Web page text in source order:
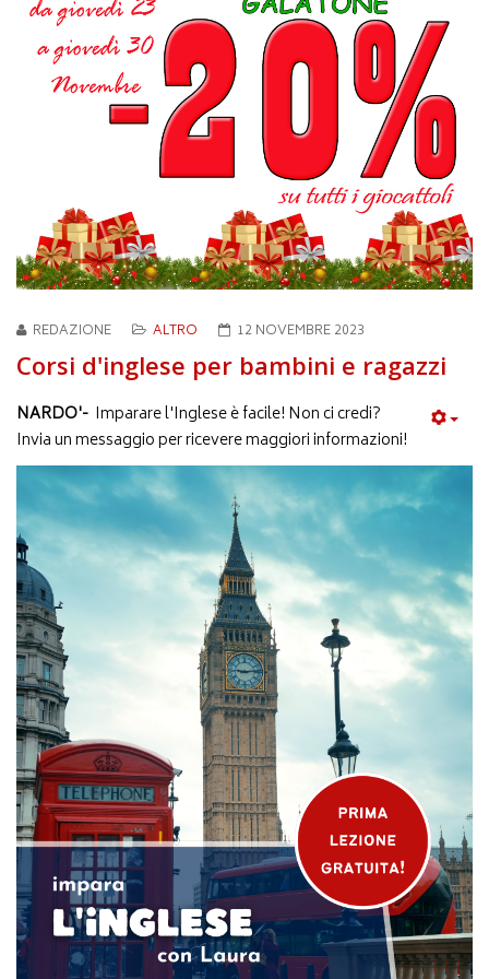
REDAZIONE ALTRO 12 NOVEMBRE 2023
Corsi d'inglese per bambini e ragazzi
NARDO'- Imparare l'Inglese è facile! Non ci credi?
Invia un messaggio per ricevere maggiori informazioni!